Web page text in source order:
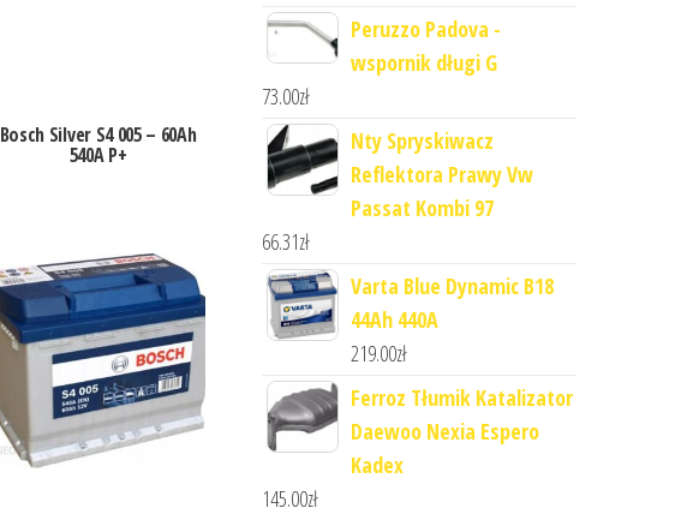
Bosch Silver S4 005 – 60Ah
540A P+
Peruzzo Padova -
wspornik długi G
73.00zł
Nty Spryskiwacz
Reflektora Prawy Vw
Passat Kombi 97
66.31zł
Varta Blue Dynamic B18
44Ah 440A
219.00zł
Ferroz Tłumik Katalizator
Daewoo Nexia Espero
Kadex
145.00zł